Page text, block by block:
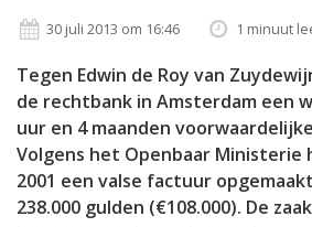
30 juli 2013 om 16:46 1 minuut
Tegen Edwin de Roy van
de rechtbank in Amsterdam een
uur en 4 maanden
Volgens het Openbaar Ministerie
2001 een valse factuur
238.000 gulden (€108.000). De